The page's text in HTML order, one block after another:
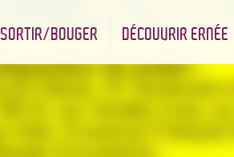
SORTIR/BOUGER DÉCOUVRIR ERNÉE